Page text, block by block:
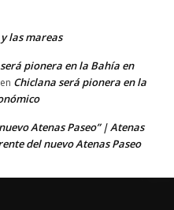
las mareas
pionera en la Bahía en
en Chiclana será pionera en la
Atenas Paseo” | Atenas
del nuevo Atenas Paseo